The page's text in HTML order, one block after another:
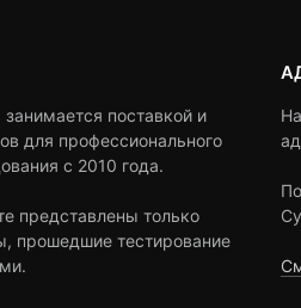
поставкой и
для профессионального
с 2010 года.
представлены только
прошедшие тестирование